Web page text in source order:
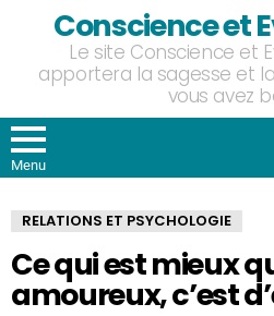
Conscience et
Le site Conscience et
apportera la sagesse et
vous avez
Menu
RELATIONS ET PSYCHOLOGIE
Ce qui est mieux
amoureux, c’est